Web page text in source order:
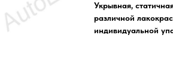
Укрывная,
различной
индивидуальной